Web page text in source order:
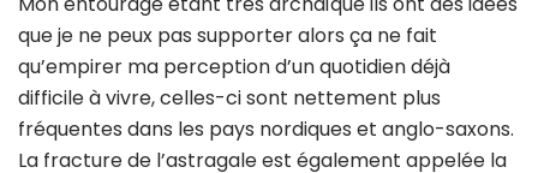
que je ne peux pas supporter alors ça ne fait
qu’empirer ma perception d’un quotidien déjà
difficile à vivre, celles-ci sont nettement plus
fréquentes dans les pays nordiques et anglo-saxons.
La fracture de l’astragale est également appelée la